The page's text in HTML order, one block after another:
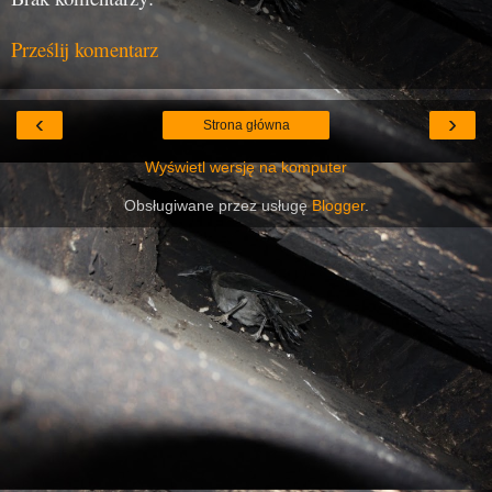
Prześlij komentarz
‹ ›
Strona główna
Wyświetl wersję na komputer
Obsługiwane przez usługęBlogger.